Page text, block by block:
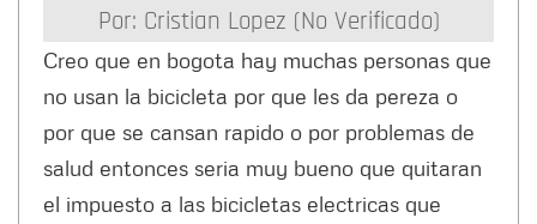
Por: Cristian Lopez (no Verificado)
Creo que en bogota hay muchas personas que
no usan la bicicleta por que les da pereza o
por que se cansan rapido o por problemas de
salud entonces seria muy bueno que quitaran
el impuesto a las bicicletas electricas que